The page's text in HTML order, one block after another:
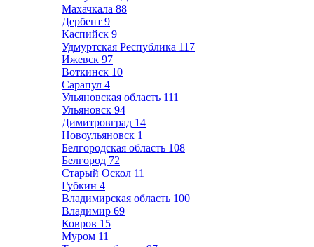
Махачкала 88
Дербент 9
Каспийск 9
Удмуртская Республика 117
Ижевск 97
Воткинск 10
Сарапул 4
Ульяновская область 111
Ульяновск 94
Димитровград 14
Новоульяновск 1
Белгородская область 108
Белгород 72
Старый Оскол 11
Губкин 4
Владимирская область 100
Владимир 69
Ковров 15
Муром 11